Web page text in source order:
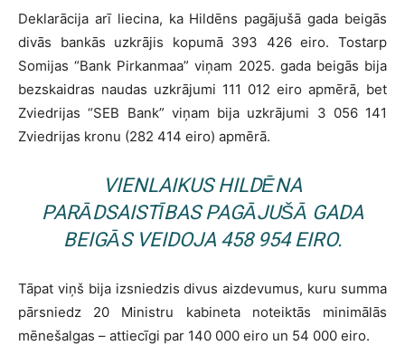
Deklarācija arī liecina, ka Hildēns pagājušā gada beigās
divās bankās uzkrājis kopumā 393 426 eiro. Tostarp
Somijas “Bank Pirkanmaa” viņam 2025. gada beigās bija
bezskaidras naudas uzkrājumi 111 012 eiro apmērā, bet
Zviedrijas “SEB Bank” viņam bija uzkrājumi 3 056 141
Zviedrijas kronu (282 414 eiro) apmērā.
VIENLAIKUS HILDĒNA
PARĀDSAISTĪBAS PAGĀJUŠĀ GADA
BEIGĀS VEIDOJA 458 954 EIRO.
Tāpat viņš bija izsniedzis divus aizdevumus, kuru summa
pārsniedz 20 Ministru kabineta noteiktās minimālās
mēnešalgas – attiecīgi par 140 000 eiro un 54 000 eiro.